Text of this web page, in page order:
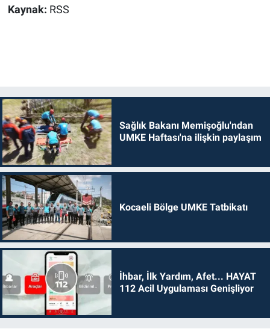
Kaynak: RSS
Sağlık Bakanı Memişoğlu'ndan
UMKE Haftası'na ilişkin paylaşım
Kocaeli Bölge UMKE Tatbikatı
İhbar, İlk Yardım, Afet... HAYAT
112 Acil Uygulaması Genişliyor